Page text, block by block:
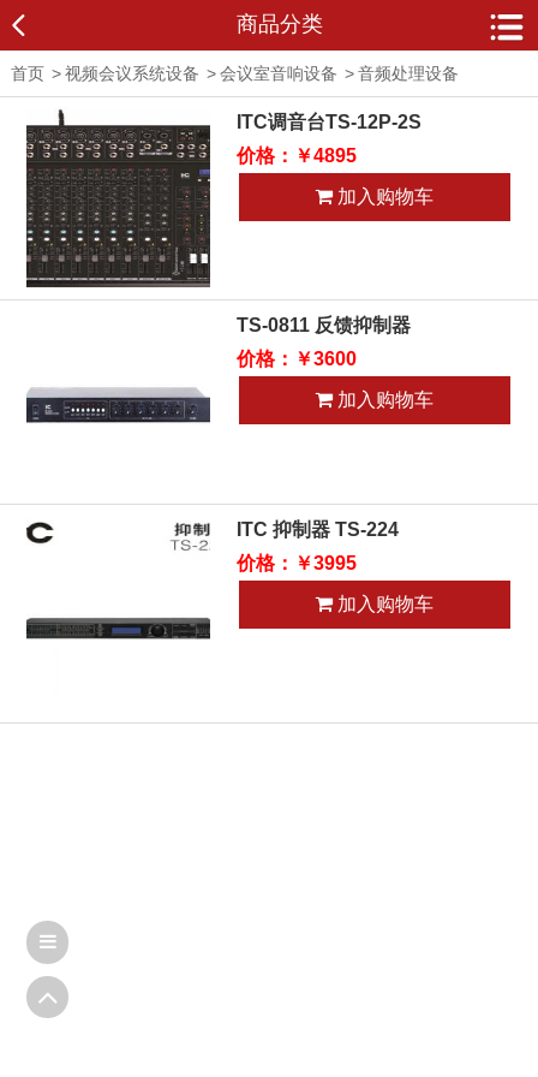
商品分类
首页 >视频会议系统设备 >会议室音响设备 >音频处理设备
ITC调音台TS-12P-2S
价格：￥4895
加入购物车
TS-0811 反馈抑制器
价格：￥3600
加入购物车
ITC 抑制器 TS-224
价格：￥3995
加入购物车